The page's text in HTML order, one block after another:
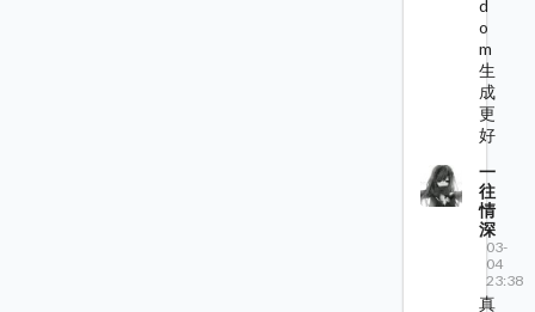
d
o
m
生
成
更
好
一
往
情
深
03-
04
23:38
真